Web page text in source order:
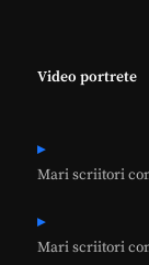
Video portrete
Mari scriitori
Mari scriitori